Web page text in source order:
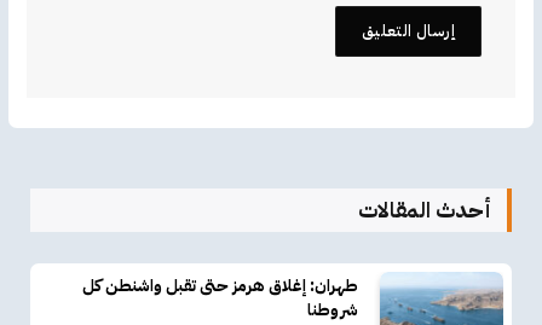
أحدث المقالات
طهران: إغلاق هرمز حتى تقبل واشنطن كل
شروطنا